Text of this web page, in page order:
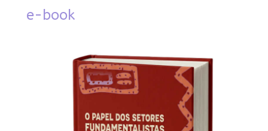
e-book